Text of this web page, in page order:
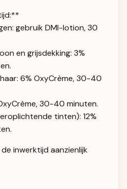
gebruik DMI-lotion, 30
en grijsdekking: 3%
6% OxyCrème, 30-40
30-40 minuten.
tinten): 12%
inwerktijd aanzienlijk